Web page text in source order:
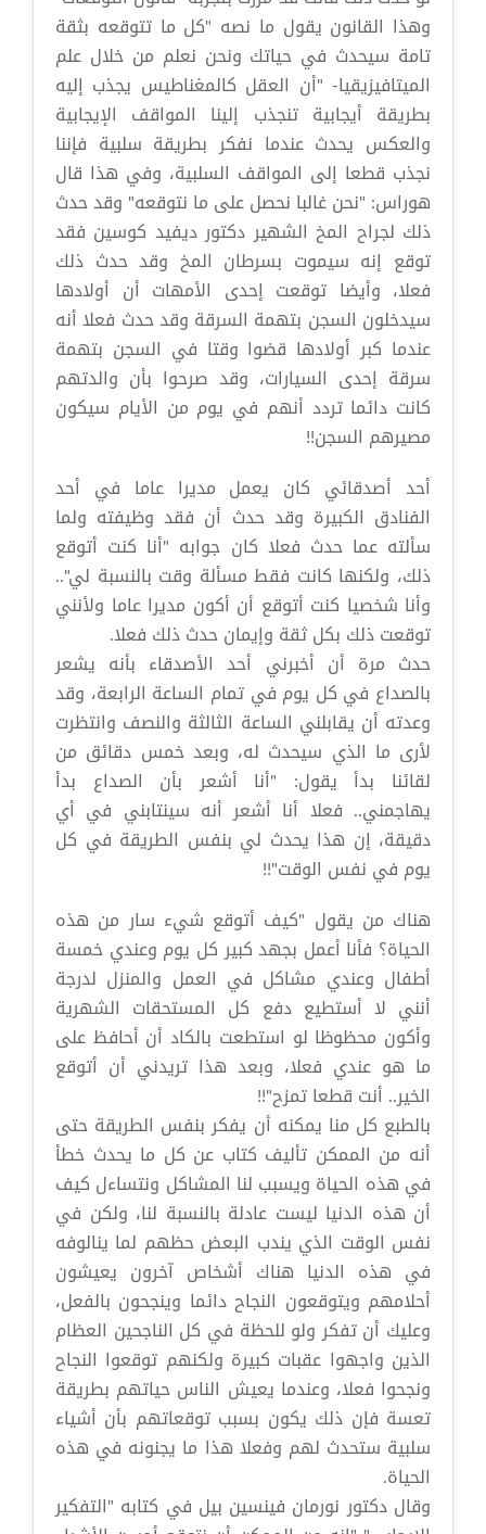
وهذا القانون يقول ما نصه "كل ما تتوقعه بثقة
تامة سيحدث في حياتك ونحن نعلم من خلال علم
الميتافيزيقيا- "أن العقل كالمغناطيس يجذب إليه
بطريقة أيجابية تنجذب إلينا المواقف الإيجابية
والعكس يحدث عندما نفكر بطريقة سلبية فإننا
نجذب قطعا إلى المواقف السلبية، وفي هذا قال
هوراس: "نحن غالبا نحصل على ما نتوقعه" وقد حدث
ذلك لجراح المخ الشهير دكتور ديفيد كوسين فقد
توقع إنه سيموت بسرطان المخ وقد حدث ذلك
فعلا، وأيضا توقعت إحدى الأمهات أن أولادها
سيدخلون السجن بتهمة السرقة وقد حدث فعلا أنه
عندما كبر أولادها قضوا وقتا في السجن بتهمة
سرقة إحدى السيارات، وقد صرحوا بأن والدتهم
كانت دائما تردد أنهم في يوم من الأيام سيكون
مصيرهم السجن!!
أحد أصدقائي كان يعمل مديرا عاما في أحد
الفنادق الكبيرة وقد حدث أن فقد وظيفته ولما
سألته عما حدث فعلا كان جوابه "أنا كنت أتوقع
ذلك، ولكنها كانت فقط مسألة وقت بالنسبة لي"..
وأنا شخصيا كنت أتوقع أن أكون مديرا عاما ولأنني
توقعت ذلك بكل ثقة وإيمان حدث ذلك فعلا.
حدث مرة أن أخبرني أحد الأصدقاء بأنه يشعر
بالصداع في كل يوم في تمام الساعة الرابعة، وقد
وعدته أن يقابلني الساعة الثالثة والنصف وانتظرت
لأرى ما الذي سيحدث له، وبعد خمس دقائق من
لقائنا بدأ يقول: "أنا أشعر بأن الصداع بدأ
يهاجمني.. فعلا أنا أشعر أنه سينتابني في أي
دقيقة، إن هذا يحدث لي بنفس الطريقة في كل
يوم في نفس الوقت"!!
هناك من يقول "كيف أتوقع شيء سار من هذه
الحياة؟ فأنا أعمل بجهد كبير كل يوم وعندي خمسة
أطفال وعندي مشاكل في العمل والمنزل لدرجة
أنني لا أستطيع دفع كل المستحقات الشهرية
وأكون محظوظا لو استطعت بالكاد أن أحافظ على
ما هو عندي فعلا، وبعد هذا تريدني أن أتوقع
الخير.. أنت قطعا تمزح"!!
بالطبع كل منا يمكنه أن يفكر بنفس الطريقة حتى
أنه من الممكن تأليف كتاب عن كل ما يحدث خطأ
في هذه الحياة ويسبب لنا المشاكل ونتساءل كيف
أن هذه الدنيا ليست عادلة بالنسبة لنا، ولكن في
نفس الوقت الذي يندب البعض حظهم لما ينالوفه
في هذه الدنيا هناك أشخاص آخرون يعيشون
أحلامهم ويتوقعون النجاح دائما وينجحون بالفعل،
وعليك أن تفكر ولو للحظة في كل الناجحين العظام
الذين واجهوا عقبات كبيرة ولكنهم توقعوا النجاح
ونجحوا فعلا، وعندما يعيش الناس حياتهم بطريقة
تعسة فإن ذلك يكون بسبب توقعاتهم بأن أشياء
سلبية ستحدث لهم وفعلا هذا ما يجنونه في هذه
الحياة.
وقال دكتور نورمان فينسين بيل في كتابه "التفكير